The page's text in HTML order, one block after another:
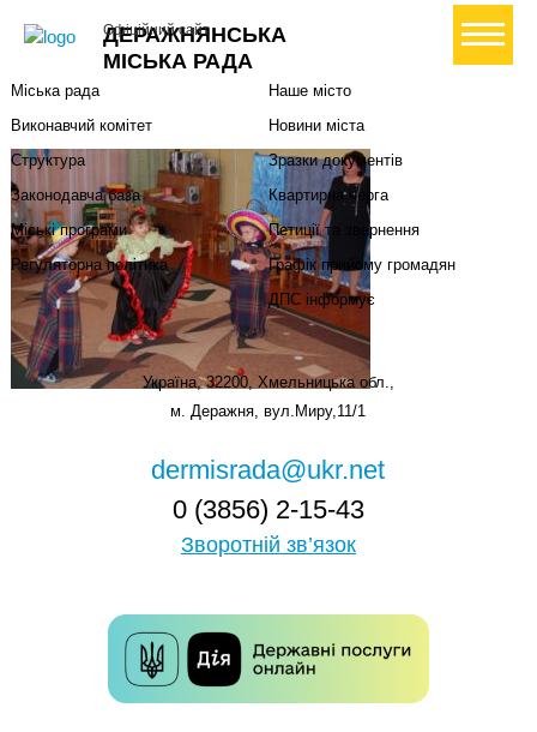
ДЕРАЖНЯНСЬКА
МІСЬКА РАДА
Офіційний сайт+ Створити петицію
Міський голова
Міська рада
Виконавчий комітет
Структура
Законодавча база
Міські програми
Регуляторна політика
Наше місто
Новини міста
Зразки документів
Квартирна черга
Петиції та звернення
Графік прийому громадян
ДПС інформує
Україна, 32200, Хмельницька обл.,
м. Деражня, вул.Миру,11/1
dermisrada@ukr.net
0 (3856) 2-15-43
Зворотній зв’язок